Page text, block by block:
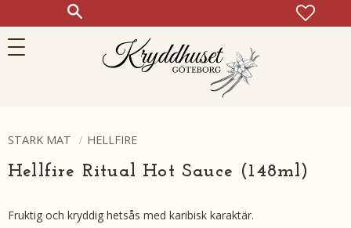
STARK MAT HELLFIRE
Hellfire Ritual Hot Sauce (148ml)
Fruktig och kryddig hetsås med karibisk karaktär.